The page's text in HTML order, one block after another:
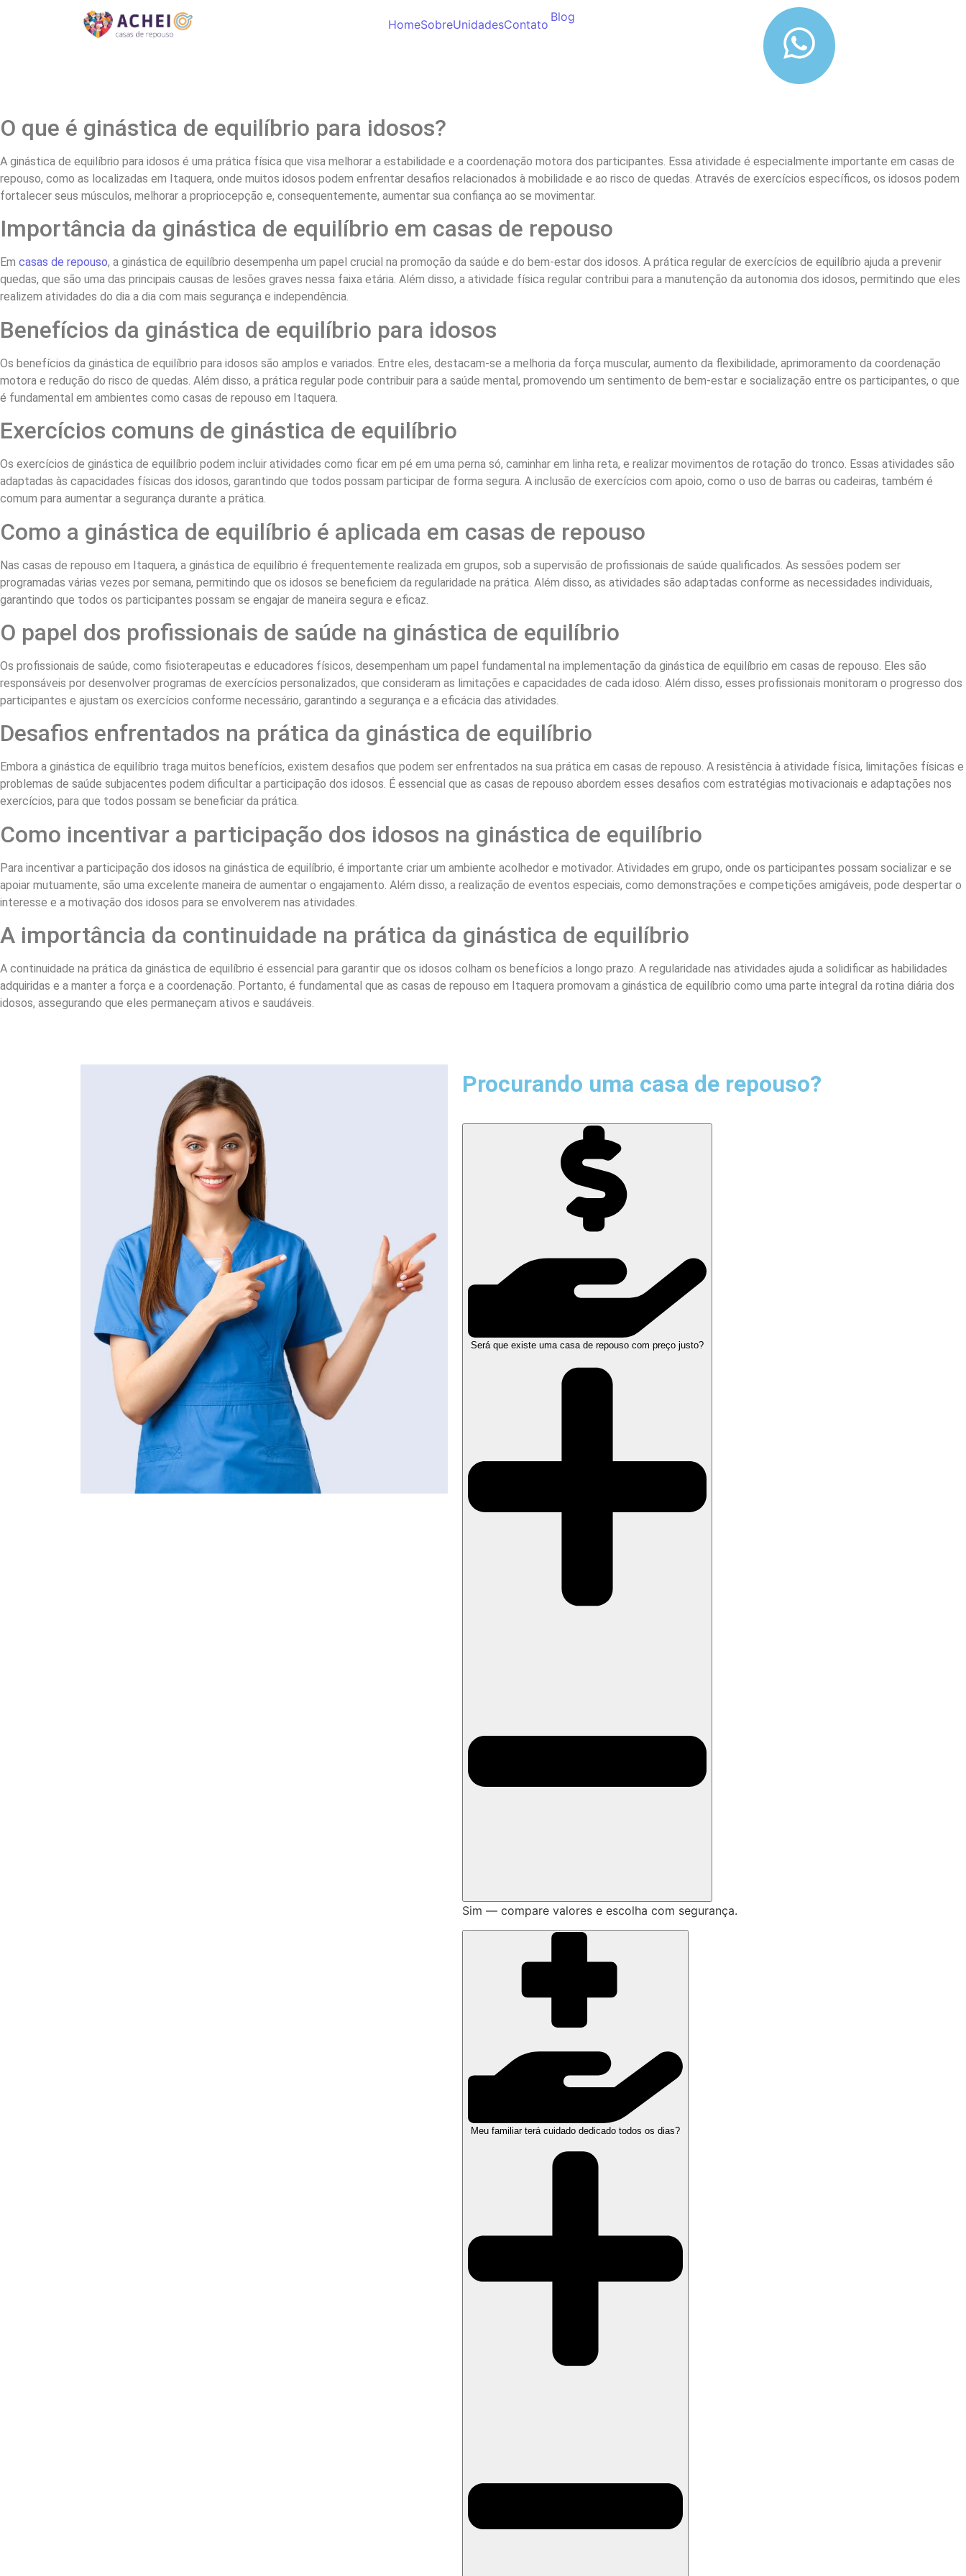
HomeSobreUnidadesContato
Blog
O que é ginástica de equilíbrio para idosos?
A ginástica de equilíbrio para idosos é uma prática física que visa melhorar a estabilidade e a coordenação motora dos participantes. Essa atividade é especialmente importante em casas de
repouso, como as localizadas em Itaquera, onde muitos idosos podem enfrentar desafios relacionados à mobilidade e ao risco de quedas. Através de exercícios específicos, os idosos podem
fortalecer seus músculos, melhorar a propriocepção e, consequentemente, aumentar sua confiança ao se movimentar.
Importância da ginástica de equilíbrio em casas de repouso
Em casas de repouso, a ginástica de equilíbrio desempenha um papel crucial na promoção da saúde e do bem-estar dos idosos. A prática regular de exercícios de equilíbrio ajuda a prevenir
quedas, que são uma das principais causas de lesões graves nessa faixa etária. Além disso, a atividade física regular contribui para a manutenção da autonomia dos idosos, permitindo que eles
realizem atividades do dia a dia com mais segurança e independência.
Benefícios da ginástica de equilíbrio para idosos
Os benefícios da ginástica de equilíbrio para idosos são amplos e variados. Entre eles, destacam-se a melhoria da força muscular, aumento da flexibilidade, aprimoramento da coordenação
motora e redução do risco de quedas. Além disso, a prática regular pode contribuir para a saúde mental, promovendo um sentimento de bem-estar e socialização entre os participantes, o que
é fundamental em ambientes como casas de repouso em Itaquera.
Exercícios comuns de ginástica de equilíbrio
Os exercícios de ginástica de equilíbrio podem incluir atividades como ficar em pé em uma perna só, caminhar em linha reta, e realizar movimentos de rotação do tronco. Essas atividades são
adaptadas às capacidades físicas dos idosos, garantindo que todos possam participar de forma segura. A inclusão de exercícios com apoio, como o uso de barras ou cadeiras, também é
comum para aumentar a segurança durante a prática.
Como a ginástica de equilíbrio é aplicada em casas de repouso
Nas casas de repouso em Itaquera, a ginástica de equilíbrio é frequentemente realizada em grupos, sob a supervisão de profissionais de saúde qualificados. As sessões podem ser
programadas várias vezes por semana, permitindo que os idosos se beneficiem da regularidade na prática. Além disso, as atividades são adaptadas conforme as necessidades individuais,
garantindo que todos os participantes possam se engajar de maneira segura e eficaz.
O papel dos profissionais de saúde na ginástica de equilíbrio
Os profissionais de saúde, como fisioterapeutas e educadores físicos, desempenham um papel fundamental na implementação da ginástica de equilíbrio em casas de repouso. Eles são
responsáveis por desenvolver programas de exercícios personalizados, que consideram as limitações e capacidades de cada idoso. Além disso, esses profissionais monitoram o progresso dos
participantes e ajustam os exercícios conforme necessário, garantindo a segurança e a eficácia das atividades.
Desafios enfrentados na prática da ginástica de equilíbrio
Embora a ginástica de equilíbrio traga muitos benefícios, existem desafios que podem ser enfrentados na sua prática em casas de repouso. A resistência à atividade física, limitações físicas e
problemas de saúde subjacentes podem dificultar a participação dos idosos. É essencial que as casas de repouso abordem esses desafios com estratégias motivacionais e adaptações nos
exercícios, para que todos possam se beneficiar da prática.
Como incentivar a participação dos idosos na ginástica de equilíbrio
Para incentivar a participação dos idosos na ginástica de equilíbrio, é importante criar um ambiente acolhedor e motivador. Atividades em grupo, onde os participantes possam socializar e se
apoiar mutuamente, são uma excelente maneira de aumentar o engajamento. Além disso, a realização de eventos especiais, como demonstrações e competições amigáveis, pode despertar o
interesse e a motivação dos idosos para se envolverem nas atividades.
A importância da continuidade na prática da ginástica de equilíbrio
A continuidade na prática da ginástica de equilíbrio é essencial para garantir que os idosos colham os benefícios a longo prazo. A regularidade nas atividades ajuda a solidificar as habilidades
adquiridas e a manter a força e a coordenação. Portanto, é fundamental que as casas de repouso em Itaquera promovam a ginástica de equilíbrio como uma parte integral da rotina diária dos
idosos, assegurando que eles permaneçam ativos e saudáveis.
Procurando uma casa de repouso?
Será que existe uma casa de repouso com preço justo?
Sim — compare valores e escolha com segurança.
Meu familiar terá cuidado dedicado todos os dias?